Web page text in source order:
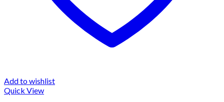
Add to wishlist
Quick View